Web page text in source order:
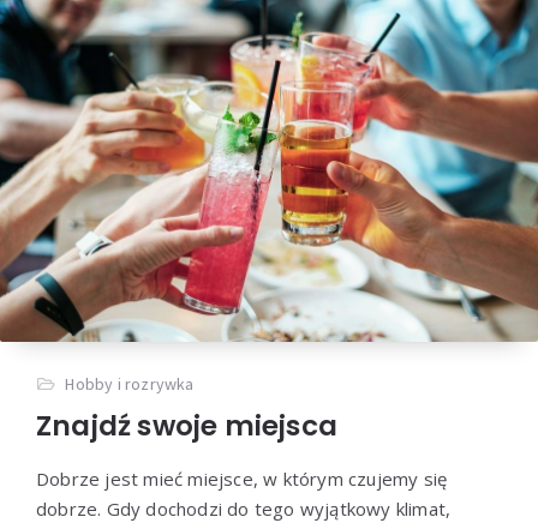
Hobby i rozrywka
Znajdź swoje miejsca
Dobrze jest mieć miejsce, w którym czujemy się
dobrze. Gdy dochodzi do tego wyjątkowy klimat,